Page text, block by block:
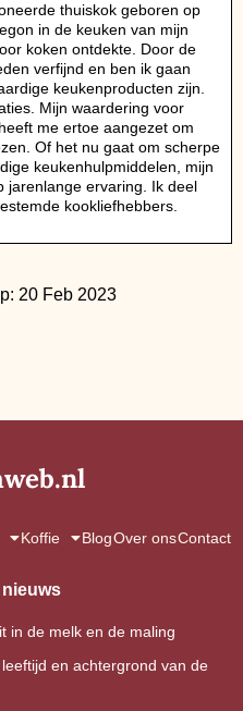
thuiskok geboren op
in de keuken van mijn
koken ontdekte. Door de
verfijnd en ben ik gaan
keukenproducten zijn.
Mijn waardering voor
me ertoe aangezet om
Of het nu gaat om scherpe
keukenhulpmiddelen, mijn
jarenlange ervaring. Ik deel
kookliefhebbers.
20 Feb 2023
Koffie BlogOver onsContact
nieuws
in de melk en de maling
en achtergrond van de